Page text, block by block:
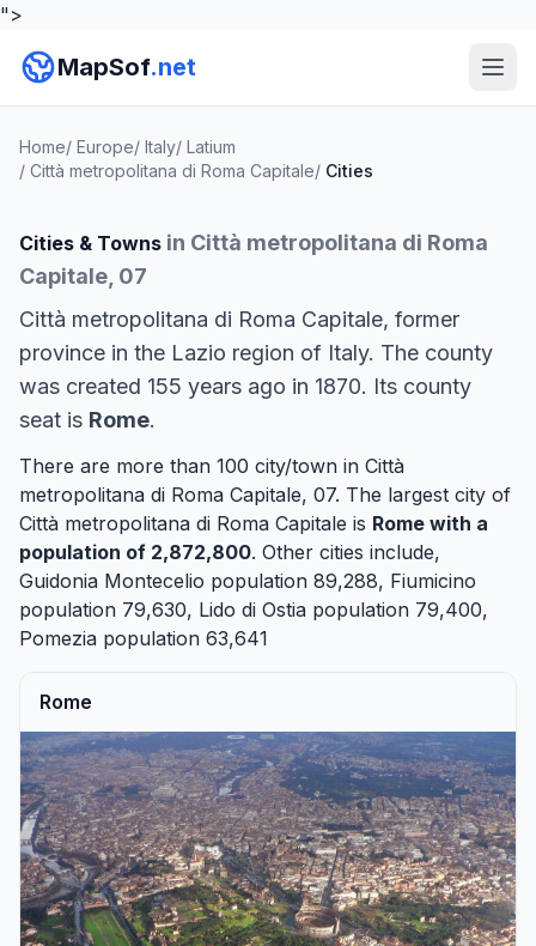
">
MapSof.net
Home/ Europe/ Italy/ Latium
/ Città metropolitana di Roma Capitale/ Cities
Cities & Towns in Città metropolitana di Roma
Capitale, 07
Città metropolitana di Roma Capitale, former
province in the Lazio region of Italy. The county
was created 155 years ago in 1870. Its county
seat is Rome.
There are more than 100 city/town in Città
metropolitana di Roma Capitale, 07. The largest city of
Città metropolitana di Roma Capitale is Rome with a
population of 2,872,800. Other cities include,
Guidonia Montecelio population 89,288, Fiumicino
population 79,630, Lido di Ostia population 79,400,
Pomezia population 63,641
Rome